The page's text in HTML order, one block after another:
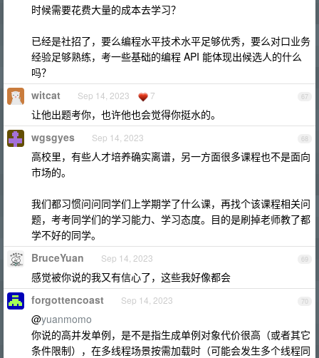
时候需要花费大量的成本去学习？
已经是社招了，要么编程水平技术水平足够优秀，要么对口业务
经验足够熟练，考一些基础的编程 API 能体现出候选人的什么
吗？
67
witcat Sep 14, 2023 7
让他出题考你，也许他也会觉得你挺水的。
68
wgsgyes Sep 14, 2023
高校里，有些人才培养确实离谱，另一方面很多课程也不是面向
市场的。
我们都习惯问问同学们上学期学了什么课，再找个该课程相关问
题，考考同学们的学习能力、学习态度。目的是刷掉老师教了都
学不好的同学。
69
BruceYuan Sep 14, 2023
感觉被你说的我又有信心了，这些我好像都会
70
forgottencoast Sep 14, 2023
@yuanmomo
你说的高并发单例，是不是指生成单例对象代价很高（或者其它
条件限制），在多线程场景按需加载时（可能会发生多个线程同